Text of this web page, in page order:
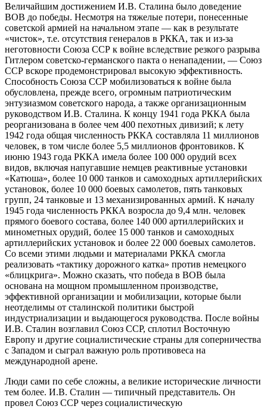
Величайшим достижением И.В. Сталина было доведение
ВОВ до победы. Несмотря на тяжелые потери, понесенные
советской армией на начальном этапе — как в результате
«чисток», т.е. отсутствия генералов в РККА, так и из-за
неготовности Союза ССР к войне вследствие резкого разрыва
Гитлером советско-германского пакта о ненападении, — Союз
ССР вскоре продемонстрировал высокую эффективность.
Способность Союза ССР мобилизоваться к войне была
обусловлена, прежде всего, огромным патриотическим
энтузиазмом советского народа, а также организационным
руководством И.В. Сталина. К концу 1941 года РККА была
реорганизована в более чем 400 пехотных дивизий; к лету
1942 года общая численность РККА составляла 11 миллионов
человек, в том числе более 5,5 миллионов фронтовиков. К
июню 1943 года РККА имела более 100 000 орудий всех
видов, включая напугавшие немцев реактивные установки
«Катюша», более 10 000 танков и самоходных артиллерийских
установок, более 10 000 боевых самолетов, пять танковых
групп, 24 танковые и 13 механизированных армий. К началу
1945 года численность РККА возросла до 9,4 млн. человек
прямого боевого состава, более 140 000 артиллерийских и
минометных орудий, более 15 000 танков и самоходных
артиллерийских установок и более 22 000 боевых самолетов.
Со всеми этими людьми и материалами РККА смогла
реализовать «тактику дорожного катка» против немецкого
«блицкрига». Можно сказать, что победа в ВОВ была
основана на мощном промышленном производстве,
эффективной организации и мобилизации, которые были
неотделимы от сталинской политики быстрой
индустриализации и выдающегося руководства. После войны
И.В. Сталин возглавил Союз ССР, сплотил Восточную
Европу и другие социалистические страны для соперничества
с Западом и сыграл важную роль противовеса на
международной арене.
Люди сами по себе сложны, а великие исторические личности
тем более. И.В. Сталин — типичный представитель. Он
провел Союз ССР через социалистическую